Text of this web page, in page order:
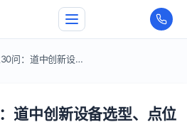
无人零售创业30问：道中创新设备选型、点位谈判、运营避坑全指南
道中创新设备选型、点位